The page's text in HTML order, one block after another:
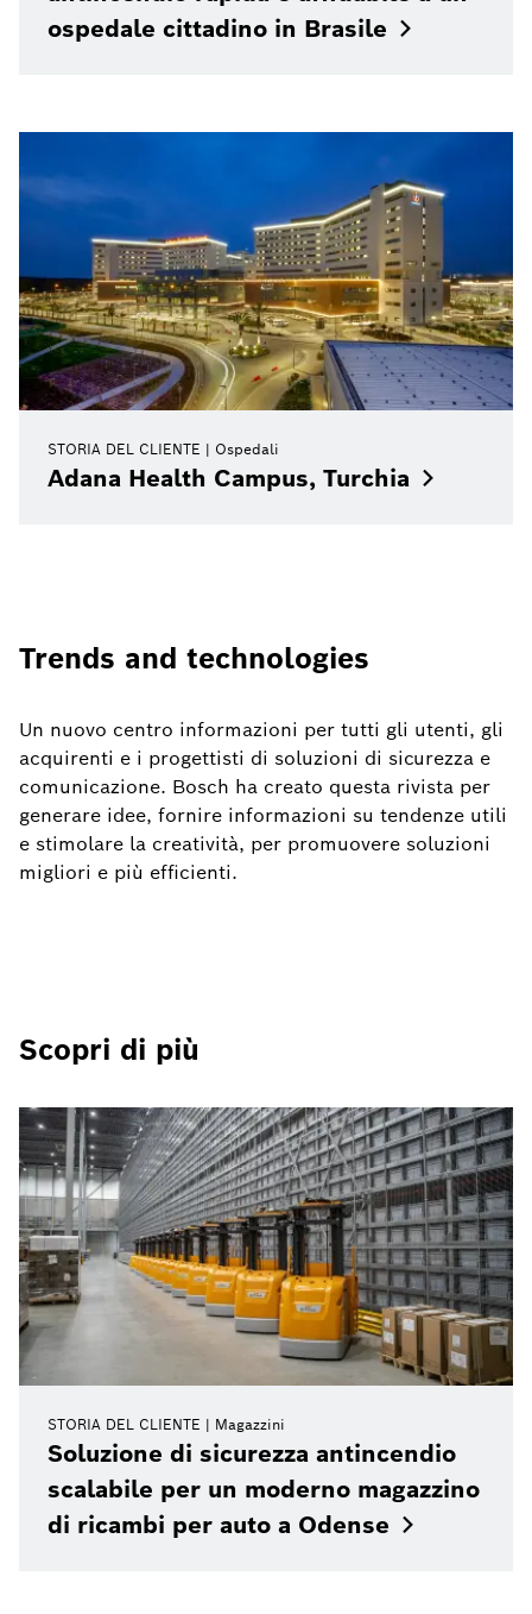
ospedale cittadino in Brasile
STORIA DEL CLIENTE Ospedali
Adana Health Campus, Turchia
Trends and technologies
Un nuovo centro informazioni per tutti gli utenti, gli
acquirenti e i progettisti di soluzioni di sicurezza e
comunicazione. Bosch ha creato questa rivista per
generare idee, fornire informazioni su tendenze utili
e stimolare la creatività, per promuovere soluzioni
migliori e più efficienti.
Scopri di più
STORIA DEL CLIENTE Magazzini
Soluzione di sicurezza antincendio
scalabile per un moderno magazzino
di ricambi per auto a Odense